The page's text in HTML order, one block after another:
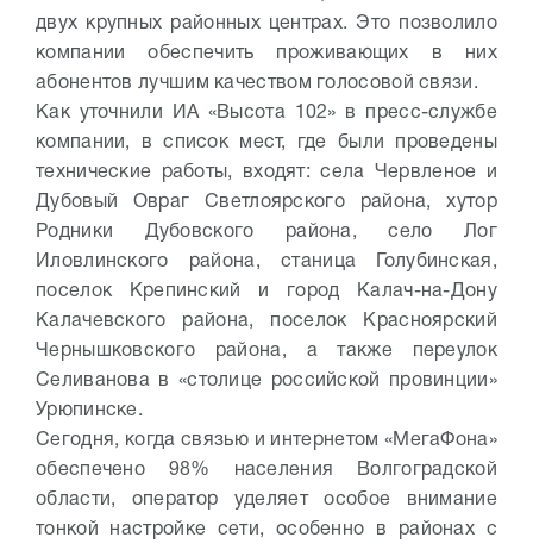
двух крупных районных центрах. Это позволило
компании обеспечить проживающих в них
абонентов лучшим качеством голосовой связи.
Как уточнили ИА «Высота 102» в пресс-службе
компании, в список мест, где были проведены
технические работы, входят: села Червленое и
Дубовый Овраг Светлоярского района, хутор
Родники Дубовского района, село Лог
Иловлинского района, станица Голубинская,
поселок Крепинский и город Калач-на-Дону
Калачевского района, поселок Красноярский
Чернышковского района, а также переулок
Селиванова в «столице российской провинции»
Урюпинске.
Сегодня, когда связью и интернетом «МегаФона»
обеспечено 98% населения Волгоградской
области, оператор уделяет особое внимание
тонкой настройке сети, особенно в районах с